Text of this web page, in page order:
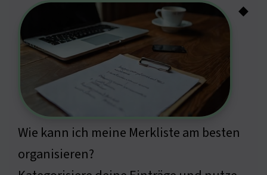
◆
Wie kann ich meine Merkliste am besten
organisieren?